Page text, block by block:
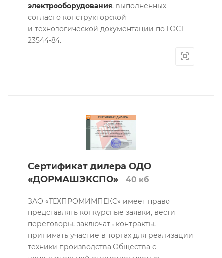
электрооборудования, выполненных
согласно конструкторской
и технологической документации по ГОСТ
23544-84.
Сертификат дилера ОДО
«ДОРМАШЭКСПО»
40 кб
ЗАО «ТЕХПРОМИМПЕКС» имеет право
представлять конкурсные заявки, вести
переговоры, заключать контракты,
принимать участие в торгах для реализации
техники производства Общества с